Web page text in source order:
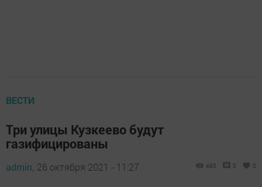
ВЕСТИ
Три улицы Кузкеево будут
газифицированы
admin, 26 октября 2021 - 11:27 480 0 0